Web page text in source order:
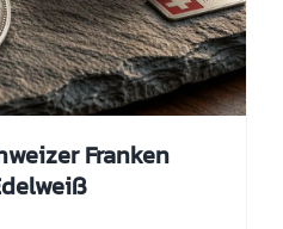
Franken